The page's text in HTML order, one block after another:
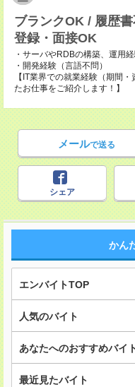
ブランクOK / 履歴
登録・面接OK
・サーバやRDBの構築、運用
・開発経験（言語不問）
【IT業界での就業経験（期間
たお仕事をご紹介します！】
メールで送る
シェア
かん
エンバイトTOP
人気のバイト
あなたへのおすすめバイ
最近見たバイト